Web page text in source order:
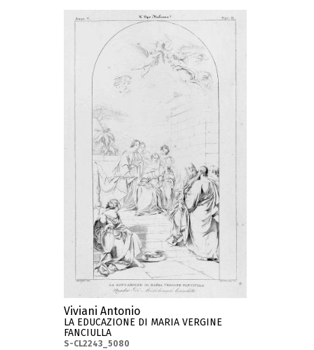
Viviani Antonio
LA EDUCAZIONE DI MARIA VERGINE
FANCIULLA
S-CL2243_5080